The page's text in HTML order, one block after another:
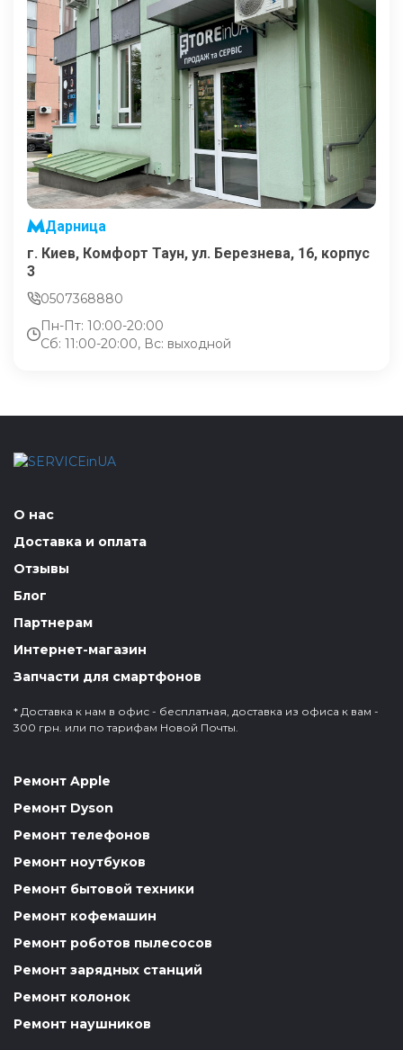
Дарница
г. Киев, Комфорт Таун, ул. Березнева, 16, корпус
3
0507368880
Пн-Пт: 10:00-20:00
Сб: 11:00-20:00, Вс: выходной
О нас
Доставка и оплата
Отзывы
Блог
Партнерам
Интернет-магазин
Запчасти для смартфонов
* Доставка к нам в офис - бесплатная, доставка из офиса к вам -
300 грн. или по тарифам Новой Почты.
Ремонт Apple
Ремонт Dyson
Ремонт телефонов
Ремонт ноутбуков
Ремонт бытовой техники
Ремонт кофемашин
Ремонт роботов пылесосов
Ремонт зарядных станций
Ремонт колонок
Ремонт наушников